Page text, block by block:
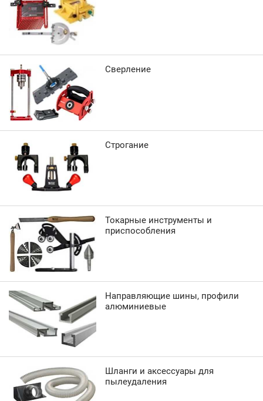
Сверление
Строгание
Токарные инструменты и
приспособления
Направляющие шины, профили
алюминиевые
Шланги и аксессуары для
пылеудаления